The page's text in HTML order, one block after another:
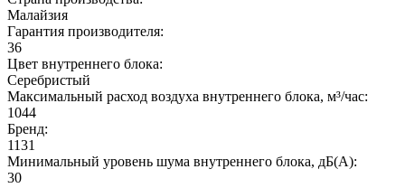
Малайзия
Гарантия производителя:
36
Цвет внутреннего блока:
Серебристый
Максимальный расход воздуха внутреннего блока, м³/час:
1044
Бренд:
1131
Минимальный уровень шума внутреннего блока, дБ(А):
30